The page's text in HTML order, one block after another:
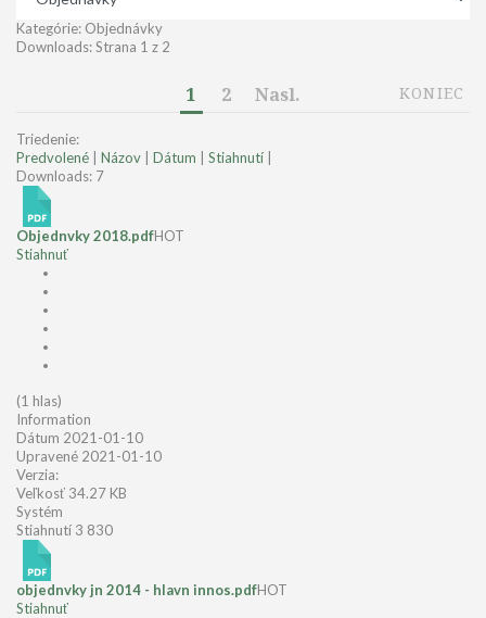
Kategórie: Objednávky
Downloads: Strana 1 z 2
1 2 Nasl. KONIEC
Triedenie:
Predvolené
Názov Dátum Stiahnutí
Downloads: 7
Objednvky 2018.pdfHOT
Stiahnuť
(1 hlas)
Information
Dátum 2021-01-10
Upravené 2021-01-10
Verzia:
Veľkosť 34.27 KB
Systém
Stiahnutí 3 830
objednvky jn 2014 - hlavn innos.pdfHOT
Stiahnuť